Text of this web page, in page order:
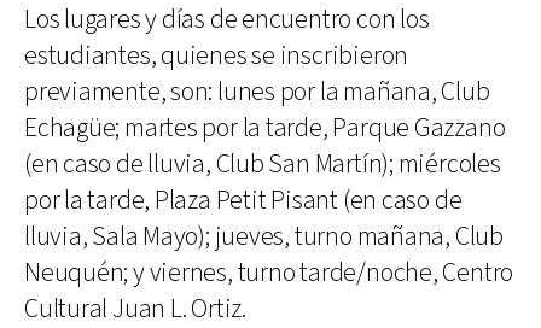
Los lugares y días de encuentro con los
estudiantes, quienes se inscribieron
previamente, son: lunes por la mañana, Club
Echagüe; martes por la tarde, Parque Gazzano
(en caso de lluvia, Club San Martín); miércoles
por la tarde, Plaza Petit Pisant (en caso de
lluvia, Sala Mayo); jueves, turno mañana, Club
Neuquén; y viernes, turno tarde/noche, Centro
Cultural Juan L. Ortiz.